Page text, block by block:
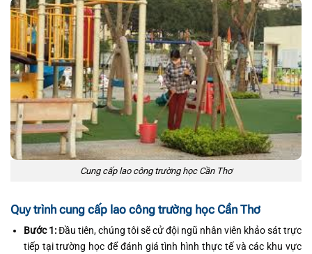
Cung cấp lao công trường học Cần Thơ
Quy trình cung cấp lao công trường học Cần Thơ
Bước 1:Đầu tiên, chúng tôi sẽ cử đội ngũ nhân viên khảo sát trực
tiếp tại trường học để đánh giá tình hình thực tế và các khu vực